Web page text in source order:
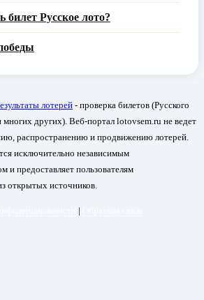
билет Русское лото?
лотерей- проверка билетов (Русского
других). Веб-портал lotovsem.ru не ведет
распространению и продвижению лотерей.
исключительно независимым
предоставляет пользователям
открытых источников.
|